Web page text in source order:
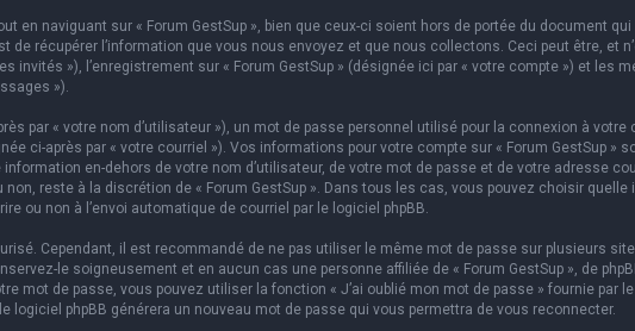
en naviguant sur « Forum GestSup », bien que ceux-ci soient hors de portée du document
récupérer l’information que vous nous envoyez et que nous collectons. Ceci peut être, et
invités »), l’enregistrement sur « Forum GestSup » (désignée ici par « votre compte ») et les
»).
par « votre nom d’utilisateur »), un mot de passe personnel utilisé pour la connexion à votre
ci-après par « votre courriel »). Vos informations pour votre compte sur « Forum GestSup »
en-dehors de votre nom d’utilisateur, de votre mot de passe et de votre adresse
non, reste à la discrétion de « Forum GestSup ». Dans tous les cas, vous pouvez choisir
ou non à l’envoi automatique de courriel par le logiciel phpBB.
Cependant, il est recommandé de ne pas utiliser le même mot de passe sur plusieurs
le soigneusement et en aucun cas une personne affiliée de « Forum GestSup », de
mot de passe, vous pouvez utiliser la fonction « J’ai oublié mon mot de passe » fournie par
phpBB générera un nouveau mot de passe qui vous permettra de vous reconnecter.